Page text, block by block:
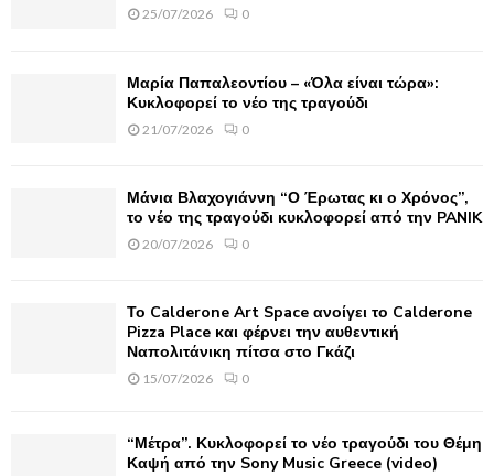
25/07/2026 0
Μαρία Παπαλεοντίου – «Όλα είναι τώρα»:
Κυκλοφορεί το νέο της τραγούδι
21/07/2026 0
Μάνια Βλαχογιάννη “Ο Έρωτας κι ο Χρόνος”,
το νέο της τραγούδι κυκλοφορεί από την PANIK
20/07/2026 0
Το Calderone Art Space ανοίγει το Calderone
Pizza Place και φέρνει την αυθεντική
Ναπολιτάνικη πίτσα στο Γκάζι
15/07/2026 0
“Μέτρα”. Κυκλοφορεί το νέο τραγούδι του Θέμη
Καψή από την Sony Music Greece (video)